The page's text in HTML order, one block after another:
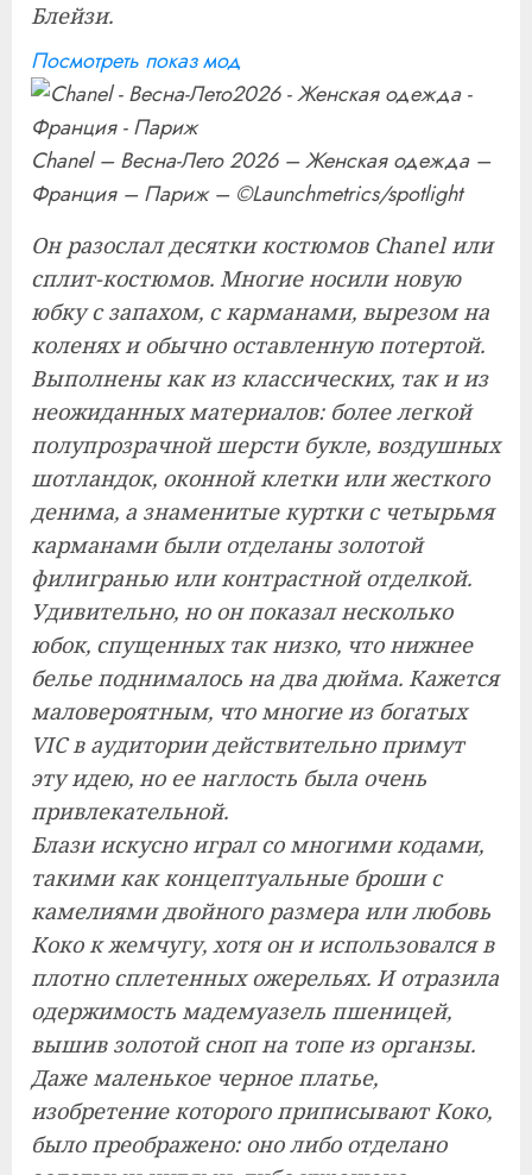
Блейзи.
Посмотреть показ мод
Chanel – Весна-Лето 2026 – Женская одежда –
Франция – Париж – ©Launchmetrics/spotlight
Он разослал десятки костюмов Chanel или
сплит-костюмов. Многие носили новую
юбку с запахом, с карманами, вырезом на
коленях и обычно оставленную потертой.
Выполнены как из классических, так и из
неожиданных материалов: более легкой
полупрозрачной шерсти букле, воздушных
шотландок, оконной клетки или жесткого
денима, а знаменитые куртки с четырьмя
карманами были отделаны золотой
филигранью или контрастной отделкой.
Удивительно, но он показал несколько
юбок, спущенных так низко, что нижнее
белье поднималось на два дюйма. Кажется
маловероятным, что многие из богатых
VIC в аудитории действительно примут
эту идею, но ее наглость была очень
привлекательной.
Блази искусно играл со многими кодами,
такими как концептуальные броши с
камелиями двойного размера или любовь
Коко к жемчугу, хотя он и использовался в
плотно сплетенных ожерельях. И отразила
одержимость мадемуазель пшеницей,
вышив золотой сноп на топе из органзы.
Даже маленькое черное платье,
изобретение которого приписывают Коко,
было преображено: оно либо отделано